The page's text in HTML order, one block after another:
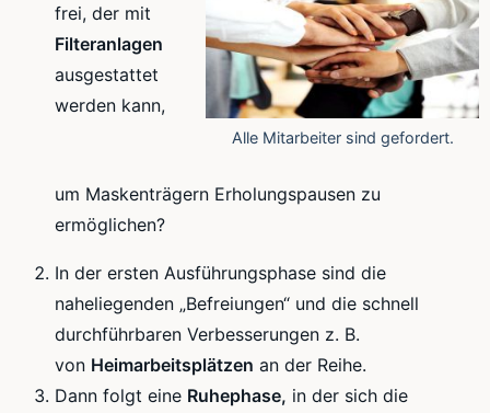
Alle Mitarbeiter sind gefordert.
frei, der mit
Filteranlagen
ausgestattet
werden kann,
um Maskenträgern Erholungspausen zu
ermöglichen?
In der ersten Ausführungsphase sind die
naheliegenden „Befreiungen“ und die schnell
durchführbaren Verbesserungen z. B.
von Heimarbeitsplätzen an der Reihe.
Dann folgt eine Ruhephase, in der sich die